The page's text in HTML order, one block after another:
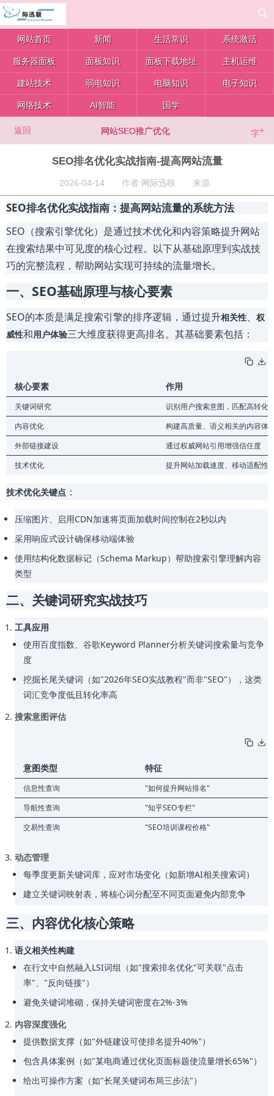
网站首页 新闻 生活常识 系统激活
服务器面板 面板知识 面板下载地址 主机运维
建站技术 弱电知识 电脑知识 电子知识
网络技术 AI智能 国学
返回 网站SEO推广优化 字+
SEO排名优化实战指南-提高网站流量
2026-04-14 作者:网际迅联 来源:
SEO排名优化实战指南：提高网站流量的系统方法
SEO（搜索引擎优化）是通过技术优化和内容策略提升网站
在搜索结果中可见度的核心过程。以下从基础原理到实战技
巧的完整流程，帮助网站实现可持续的流量增长。
一、SEO基础原理与核心要素
SEO的本质是满足搜索引擎的排序逻辑，通过提升相关性、 权
威性和用户体验三大维度获得更高排名。其基础要素包括：
核心要素 作用
关键词研究
识别用户搜索意图，匹配高转化
内容优化
构建高质量、语义相关的内容体
外部链接建设
通过权威网站引用增强信任度
技术优化
提升网站加载速度、移动适配性
技术优化关键点 ：
压缩图片、启用CDN加速将页面加载时间控制在2秒以内
采用响应式设计确保移动端体验
使用结构化数据标记（Schema Markup）帮助搜索引擎理解内容
类型
二、关键词研究实战技巧
工具应用
使用百度指数、谷歌Keyword Planner分析关键词搜索量与竞争
度
挖掘长尾关键词（如"2026年SEO实战教程"而非"SEO"），这类
词汇竞争度低且转化率高
搜索意图评估
意图类型 特征
信息性查询
"如何提升网站排名"
导航性查询
"知乎SEO专栏"
交易性查询
"SEO培训课程价格"
动态管理
每季度更新关键词库，应对市场变化（如新增AI相关搜索词）
建立关键词映射表，将核心词分配至不同页面避免内部竞争
三、内容优化核心策略
语义相关性构建
在行文中自然融入LSI词组（如"搜索排名优化"可关联"点击
率"、"反向链接"）
避免关键词堆砌，保持关键词密度在2%-3%
内容深度强化
提供数据支撑（如"外链建设可使排名提升40%"）
包含具体案例（如"某电商通过优化页面标题使流量增长65%"）
给出可操作方案（如"长尾关键词布局三步法"）